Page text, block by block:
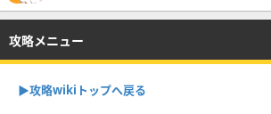
攻略メニュー
▶攻略wikiトップへ戻る